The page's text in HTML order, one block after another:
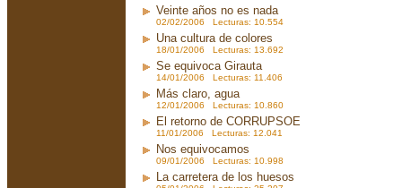
Veinte años no es nada
02/02/2006 Lecturas: 10.554
Una cultura de colores
18/01/2006 Lecturas: 13.692
Se equivoca Girauta
14/01/2006 Lecturas: 11.406
Más claro, agua
12/01/2006 Lecturas: 10.860
El retorno de CORRUPSOE
11/01/2006 Lecturas: 12.041
Nos equivocamos
09/01/2006 Lecturas: 10.998
La carretera de los huesos